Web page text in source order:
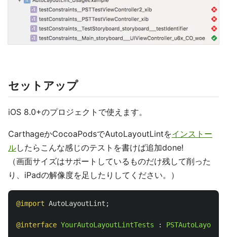
セットアップ
iOS 8.0+のプロジェクトで使えます。
CarthageかCocoaPodsでAutoLayoutLintをインストー
ルしたらこんな感じのテストを書けば追加done!
（画面サイズはサポートしているものだけ残して削った
り、iPadの解像度を足したりしてください。）
@import AutoLayoutLint ;
@interface YourAutoLayoutLintTests :